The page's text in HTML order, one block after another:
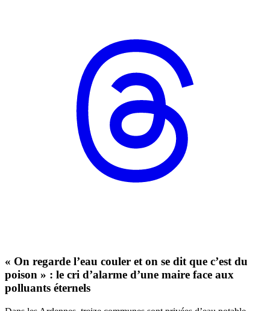
« On regarde l’eau couler et on se dit que c’est du
poison » : le cri d’alarme d’une maire face aux
polluants éternels